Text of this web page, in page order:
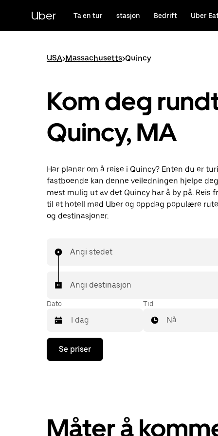
hovedinnholdet
Uber Ta en tur stasjon Bedrift Uber
USA>Massachusetts>Quincy
Kom deg
Quincy, MA
Har planer om å reise i Quincy? Enten du er
fastboende kan denne veiledningen hjelpe
mest mulig ut av det Quincy har å by på. Reis
til et hotell med Uber og oppdag populære
og destinasjoner.
Angi stedet
Angi destinasjon
Dato
Trykk
piltast
velge
en
Tid
Nå
Se priser
Måter å